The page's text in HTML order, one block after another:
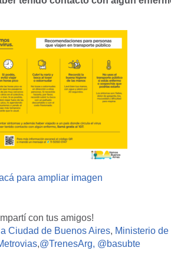
para ampliar imagen
con tus amigos!
Ciudad de Buenos Aires, Ministerio de
,@TrenesArg, @basubte